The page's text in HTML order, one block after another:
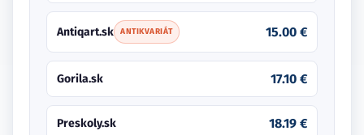
Antiqart.sk ANTIKVARIÁT 15.00 €
Gorila.sk 17.10 €
Preskoly.sk 18.19 €